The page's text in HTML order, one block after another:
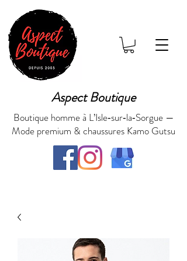
Aspect Boutique
Boutique homme à L’Isle‑sur‑la‑Sorgue —
Mode premium & chaussures Kamo Gutsu